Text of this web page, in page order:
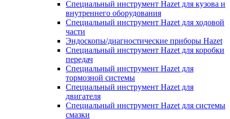
Специальный инструмент Hazet для кузова и
внутреннего оборудования
Специальный инструмент Hazet для ходовой
части
Эндоскопы/диагностические приборы Hazet
Специальный инструмент Hazet для коробки
передач
Специальный инструмент Hazet для
тормозной системы
Специальный инструмент Hazet для
двигателя
Специальный инструмент Hazet для системы
смазки